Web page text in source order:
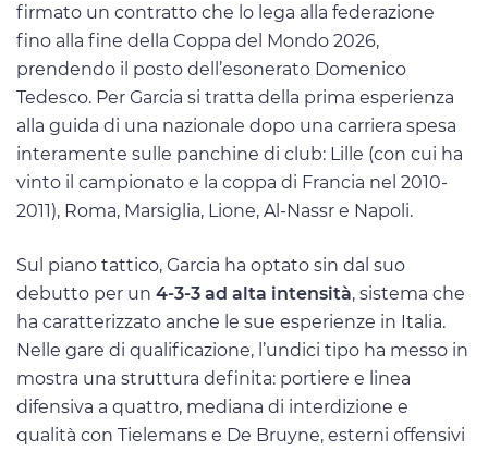
firmato un contratto che lo lega alla federazione
fino alla fine della Coppa del Mondo 2026,
prendendo il posto dell’esonerato Domenico
Tedesco. Per Garcia si tratta della prima esperienza
alla guida di una nazionale dopo una carriera spesa
interamente sulle panchine di club: Lille (con cui ha
vinto il campionato e la coppa di Francia nel 2010-
2011), Roma, Marsiglia, Lione, Al-Nassr e Napoli.
Sul piano tattico, Garcia ha optato sin dal suo
debutto per un 4-3-3 ad alta intensità, sistema che
ha caratterizzato anche le sue esperienze in Italia.
Nelle gare di qualificazione, l’undici tipo ha messo in
mostra una struttura definita: portiere e linea
difensiva a quattro, mediana di interdizione e
qualità con Tielemans e De Bruyne, esterni offensivi